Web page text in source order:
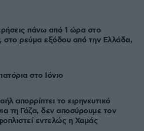
πάνω από 1 ώρα στο
στο ρεύμα εξόδου από την Ελλάδα,
στο Ιόνιο
απορρίπτει το ειρηνευτικό
τη Γάζα, δεν αποσύρουμε τον
εντελώς η Χαμάς